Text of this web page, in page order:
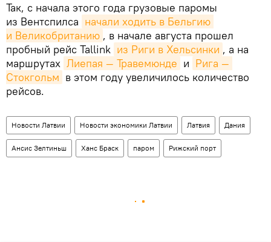
Так, с начала этого года грузовые паромы
из Вентспилса начали ходить в Бельгию
и Великобританию , в начале августа прошел
пробный рейс Tallink из Риги в Хельсинки , а на
маршрутах Лиепая — Травемюнде и Рига —
Стокгольм в этом году увеличилось количество
рейсов.
Новости Латвии Новости экономики Латвии Латвия Дания
Ансис Зелтиньш Ханс Браск паром Рижский порт